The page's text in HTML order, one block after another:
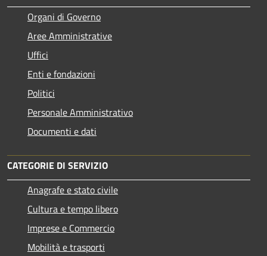
Organi di Governo
Aree Amministrative
Uffici
Enti e fondazioni
Politici
Personale Amministrativo
Documenti e dati
CATEGORIE DI SERVIZIO
Anagrafe e stato civile
Cultura e tempo libero
Imprese e Commercio
Mobilità e trasporti